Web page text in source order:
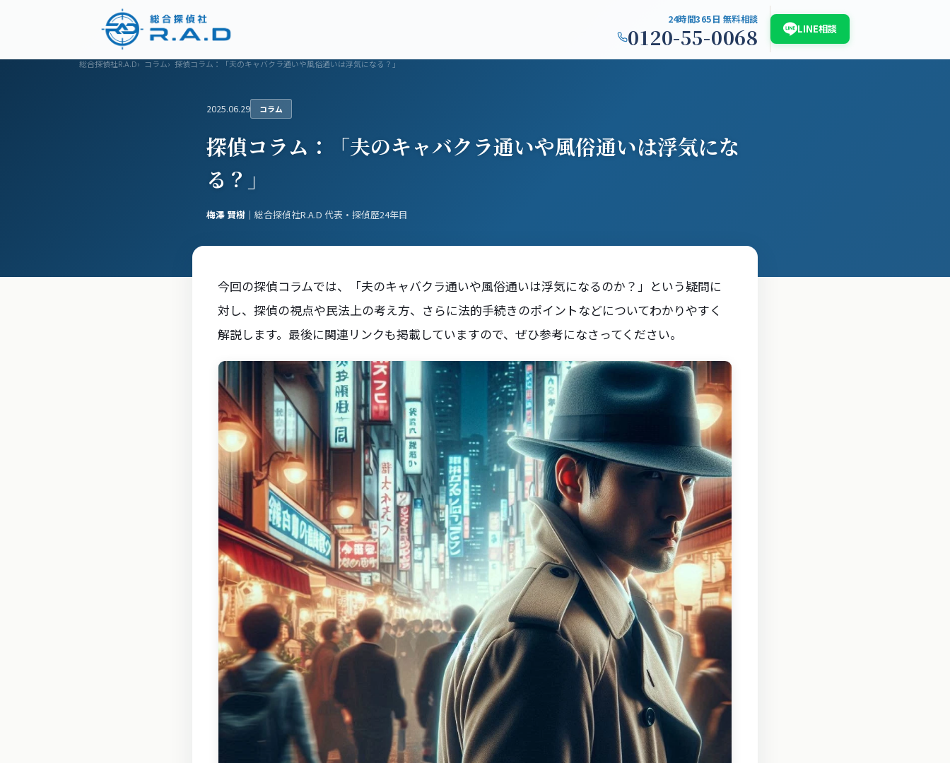
浮気調査 調査メニュー 料金プラン 対応エリア 初めての方 よくある質問 コラム 会社概要 監修者紹介 浮気調査白書2026 お問い合わせ
24時間365日 無料相談
0120-55-0068 LINE相談
総合探偵社R.A.D コラム 探偵コラム：「夫のキャバクラ通いや風俗通いは浮気になる？」
2025.06.29 コラム
探偵コラム：「夫のキャバクラ通いや風俗通いは浮気にな
る？」
梅澤 賢樹 ｜総合探偵社R.A.D 代表・探偵歴24年目
今回の探偵コラムでは、「夫のキャバクラ通いや風俗通いは浮気になるのか？」という疑問に
対し、探偵の視点や民法上の考え方、さらに法的手続きのポイントなどについてわかりやすく
解説します。最後に関連リンクも掲載していますので、ぜひ参考になさってください。